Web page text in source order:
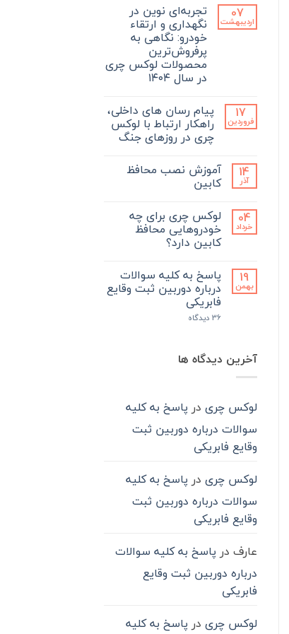
07
اردیبهشت
تجربه‌ای نوین در
نگهداری و ارتقاء
خودرو: نگاهی به
پرفروش‌ترین
محصولات لوکس چری
در سال ۱۴۰۴
برای
تجربه‌ای
نوین
در
نگهداری
ارتقاء
خودرو:
نگاهی
به
محصولات
لوکس
چری
در
سال
ثبت
نشده 17
فروردین
پیام رسان های داخلی،
راهکار ارتباط با لوکس
چری در روزهای جنگ
برای
پیام
رسان
راهکار
ارتباط
با
لوکس
چری
روزهای
جنگ
ثبت
نشده 14
آذر
آموزش نصب محافظ
کابین
دیدگاهی
برای
آموزش
نصب
محافظ
کابین
ثبت
نشده 04
خرداد
لوکس چری برای چه
خودروهایی محافظ
کابین دارد؟
برای
لوکس
چری
برای
چه
خودروهایی
ثبت
نشده 19
بهمن
پاسخ به کلیه سوالات
درباره دوربین ثبت وقایع
فابریکی
36 دیدگاه برای
سوالات
درباره
فابریکی
آخرین دیدگاه ها
لوکس چری در پاسخ به کلیه
سوالات درباره دوربین ثبت
وقایع فابریکی
لوکس چری در پاسخ به کلیه
سوالات درباره دوربین ثبت
وقایع فابریکی
عارف در پاسخ به کلیه سوالات
درباره دوربین ثبت وقایع
فابریکی
لوکس چری در پاسخ به کلیه